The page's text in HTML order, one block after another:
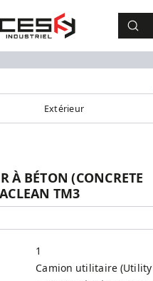
Extérieur
À BÉTON (CONCRETE
TM3
1
Camion utilitaire